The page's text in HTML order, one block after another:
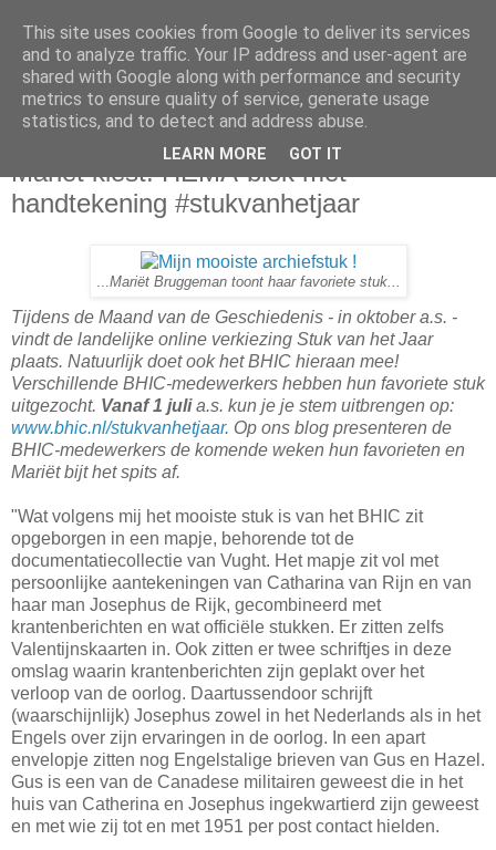
maandag 17 juni 2013
Mariët kiest: HEMA-blok met
handtekening #stukvanhetjaar
...Mariët Bruggeman toont haar favoriete stuk...
Tijdens de Maand van de Geschiedenis - in oktober a.s. -
vindt de landelijke online verkiezing Stuk van het Jaar
plaats. Natuurlijk doet ook het BHIC hieraan mee!
Verschillende BHIC-medewerkers hebben hun favoriete stuk
uitgezocht. Vanaf 1 julia.s. kun je je stem uitbrengen op:
www.bhic.nl/stukvanhetjaar. Op ons blog presenteren de
BHIC-medewerkers de komende weken hun favorieten en
Mariët bijt het spits af.
"Wat volgens mij het mooiste stuk is van het BHIC zit
opgeborgen in een mapje, behorende tot de
documentatiecollectie van Vught. Het mapje zit vol met
persoonlijke aantekeningen van Catharina van Rijn en van
haar man Josephus de Rijk, gecombineerd met
krantenberichten en wat officiële stukken. Er zitten zelfs
Valentijnskaarten in. Ook zitten er twee schriftjes in deze
omslag waarin krantenberichten zijn geplakt over het
verloop van de oorlog. Daartussendoor schrijft
(waarschijnlijk) Josephus zowel in het Nederlands als in het
Engels over zijn ervaringen in de oorlog. In een apart
envelopje zitten nog Engelstalige brieven van Gus en Hazel.
Gus is een van de Canadese militairen geweest die in het
huis van Catherina en Josephus ingekwartierd zijn geweest
en met wie zij tot en met 1951 per post contact hielden.
This site uses cookies from Google to deliver its services
and to analyze traffic. Your IP address and user-agent are
shared with Google along with performance and security
metrics to ensure quality of service, generate usage
statistics, and to detect and address abuse.
LEARN MORE GOT IT